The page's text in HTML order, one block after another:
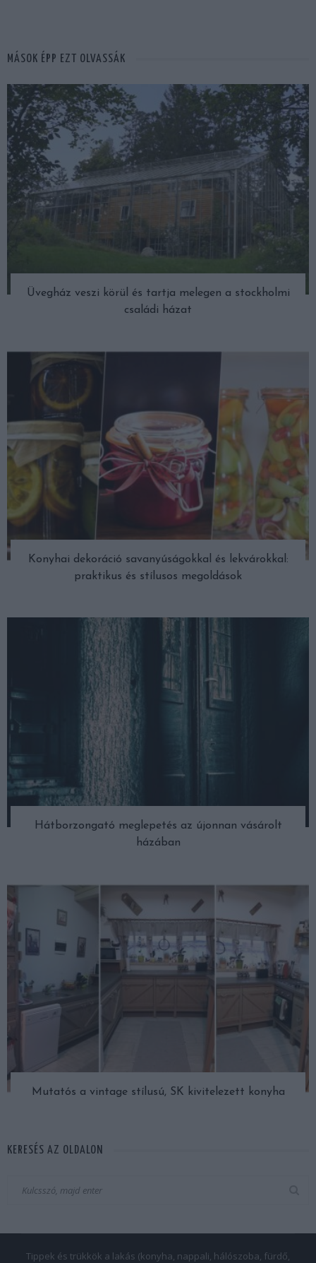
MÁSOK ÉPP EZT OLVASSÁK
Üvegház veszi körül és tartja melegen a stockholmi
családi házat
Konyhai dekoráció savanyúságokkal és lekvárokkal:
praktikus és stílusos megoldások
Hátborzongató meglepetés az újonnan vásárolt
házában
Mutatós a vintage stílusú, SK kivitelezett konyha
KERESÉS AZ OLDALON
Tippek és trükkök a lakás (konyha, nappali, hálószoba, fürdő,